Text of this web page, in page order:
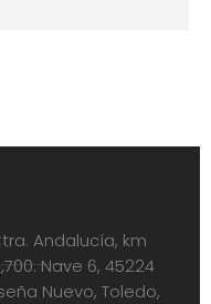
Andalucía, km
Nave 6, 45224
Nuevo, Toledo,